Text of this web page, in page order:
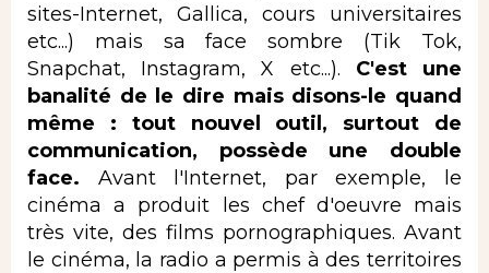
sites-Internet, Gallica, cours universitaires
etc...) mais sa face sombre (Tik Tok,
Snapchat, Instagram, X etc...). C'est une
banalité de le dire mais disons-le quand
même : tout nouvel outil, surtout de
communication, possède une double
face. Avant l'Internet, par exemple, le
cinéma a produit les chef d'oeuvre mais
très vite, des films pornographiques. Avant
le cinéma, la radio a permis à des territoires